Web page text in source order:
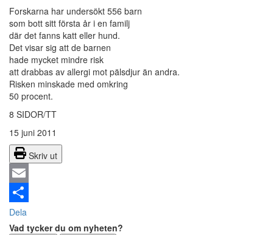
Forskarna har undersökt 556 barn
som bott sitt första år i en familj
där det fanns katt eller hund.
Det visar sig att de barnen
hade mycket mindre risk
att drabbas av allergi mot pälsdjur än andra.
Risken minskade med omkring
50 procent.
8 SIDOR/TT
15 juni 2011
Skriv ut
Email
Dela
Vad tycker du om nyheten?